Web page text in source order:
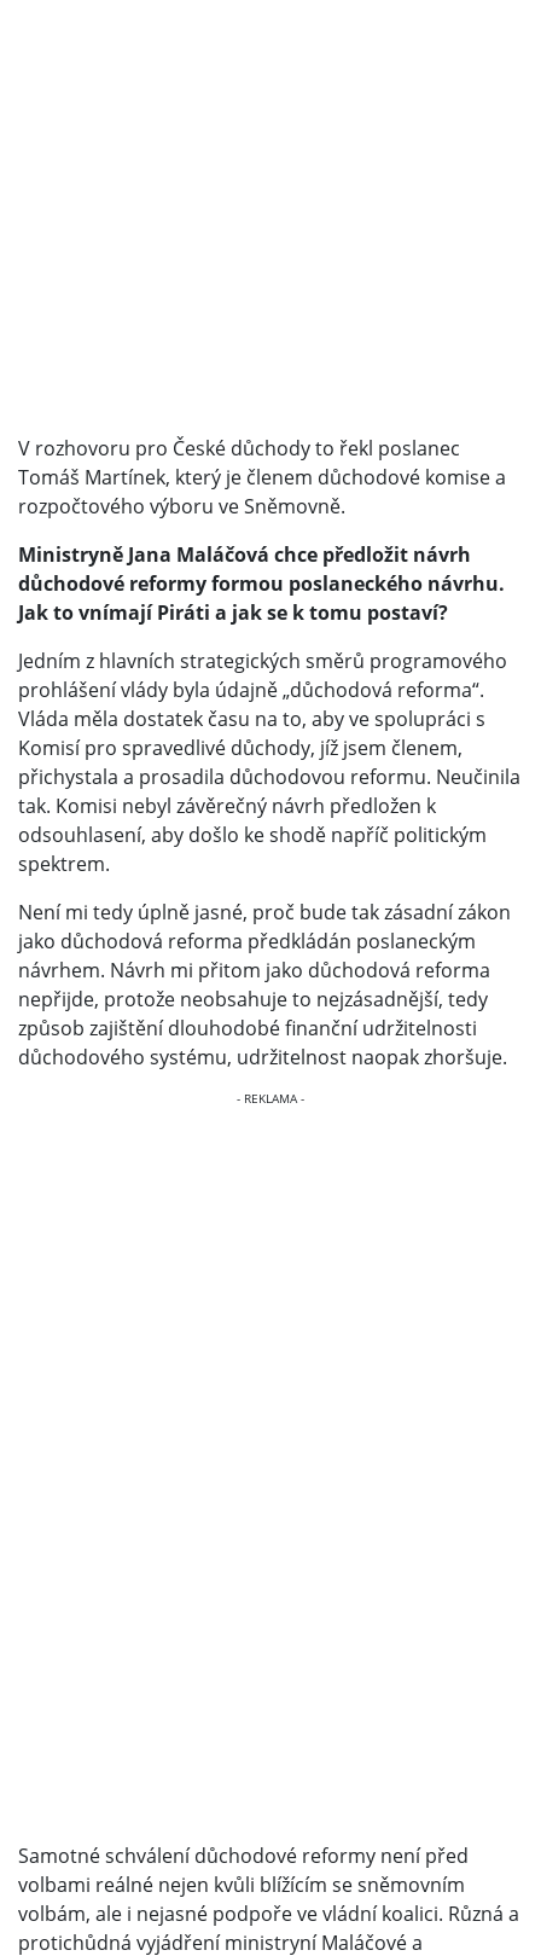
V rozhovoru pro České důchody to řekl poslanec
Tomáš Martínek, který je členem důchodové komise a
rozpočtového výboru ve Sněmovně.
Ministryně Jana Maláčová chce předložit návrh
důchodové reformy formou poslaneckého návrhu.
Jak to vnímají Piráti a jak se k tomu postaví?
Jedním z hlavních strategických směrů programového
prohlášení vlády byla údajně „důchodová reforma“.
Vláda měla dostatek času na to, aby ve spolupráci s
Komisí pro spravedlivé důchody, jíž jsem členem,
přichystala a prosadila důchodovou reformu. Neučinila
tak. Komisi nebyl závěrečný návrh předložen k
odsouhlasení, aby došlo ke shodě napříč politickým
spektrem.
Není mi tedy úplně jasné, proč bude tak zásadní zákon
jako důchodová reforma předkládán poslaneckým
návrhem. Návrh mi přitom jako důchodová reforma
nepřijde, protože neobsahuje to nejzásadnější, tedy
způsob zajištění dlouhodobé finanční udržitelnosti
důchodového systému, udržitelnost naopak zhoršuje.
Samotné schválení důchodové reformy není před
volbami reálné nejen kvůli blížícím se sněmovním
volbám, ale i nejasné podpoře ve vládní koalici. Různá a
protichůdná vyjádření ministryní Maláčové a